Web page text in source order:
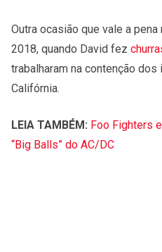
Outra ocasião que vale a
2018, quando David fez
trabalharam na contenção
Califórnia.
LEIA TAMBÉM: Foo Fighters
“Big Balls” do AC/DC